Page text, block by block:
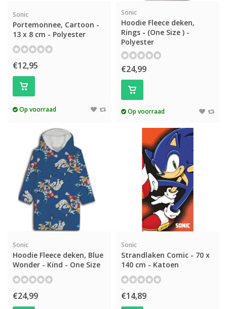
Sonic
Portemonnee, Cartoon -
13 x 8 cm - Polyester
€12,95
Op voorraad
Sonic
Hoodie Fleece deken,
Rings - (One Size ) -
Polyester
€24,99
Op voorraad
Sonic
Hoodie Fleece deken, Blue
Wonder - Kind - One Size
€24,99
Sonic
Strandlaken Comic - 70 x
140 cm - Katoen
€14,89